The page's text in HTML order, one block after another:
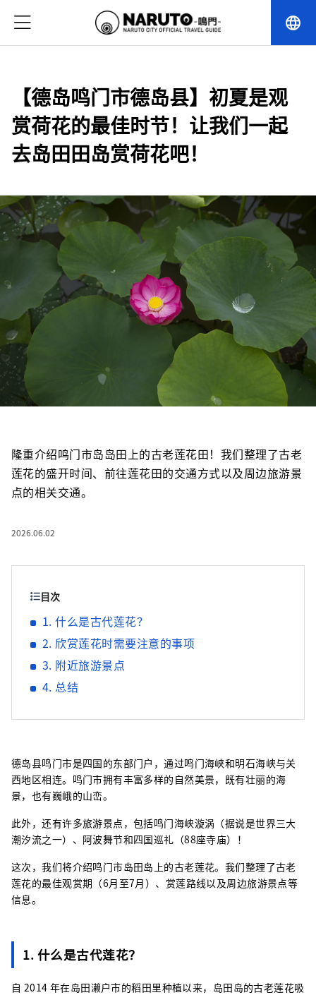
language
【德岛鸣门市德岛县】初夏是观
赏荷花的最佳时节！让我们一起
去岛田田岛赏荷花吧！
隆重介绍鸣门市岛岛田上的古老莲花田！我们整理了古老
莲花的盛开时间、前往莲花田的交通方式以及周边旅游景
点的相关交通。
2026.06.02
目次
1. 什么是古代莲花？
2. 欣赏莲花时需要注意的事项
3. 附近旅游景点
4. 总结
德岛县鸣门市是四国的东部门户，通过鸣门海峡和明石海峡与关
西地区相连。鸣门市拥有丰富多样的自然美景，既有壮丽的海
景，也有巍峨的山峦。
此外，还有许多旅游景点，包括鸣门海峡漩涡（据说是世界三大
潮汐流之一）、阿波舞节和四国巡礼（88座寺庙）！
这次，我们将介绍鸣门市岛田岛上的古老莲花。我们整理了古老
莲花的最佳观赏期（6月至7月）、赏莲路线以及周边旅游景点等
信息。
1. 什么是古代莲花？
自 2014 年在岛田濑户市的稻田里种植以来，岛田岛的古老莲花吸